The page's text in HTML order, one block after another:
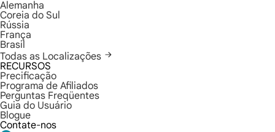
Alemanha
Coreia do Sul
Rússia
França
Brasil
Todas as Localizações
RECURSOS
Precificação
Programa de Afiliados
Perguntas Freqüentes
Guia do Usuário
Blogue
Contate-nos